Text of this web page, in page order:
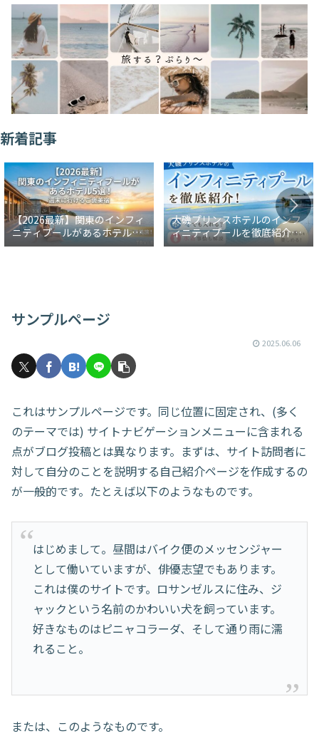
新着記事
【2026最新】関東のインフィ
ニティプールがあるホテル5
選！週末に行けるご褒美宿
大磯プリンスホテルのインフ
ィニティプールを徹底紹介！
冬でも入れる？水着事情も解
サンプルページ
2025.06.06
これはサンプルページです。同じ位置に固定され、(多く
のテーマでは) サイトナビゲーションメニューに含まれる
点がブログ投稿とは異なります。まずは、サイト訪問者に
対して自分のことを説明する自己紹介ページを作成するの
が一般的です。たとえば以下のようなものです。
はじめまして。昼間はバイク便のメッセンジャー
として働いていますが、俳優志望でもあります。
これは僕のサイトです。ロサンゼルスに住み、ジ
ャックという名前のかわいい犬を飼っています。
好きなものはピニャコラーダ、そして通り雨に濡
れること。
または、このようなものです。